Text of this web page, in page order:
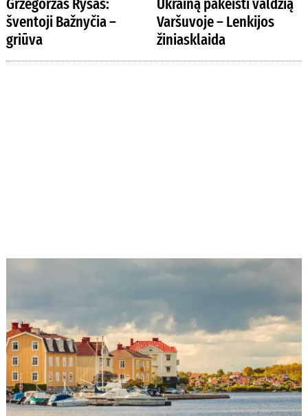
Grzegorzas Rysas:
šventoji Bažnyčia –
griūva
Ukrainą pakeisti valdžią
Varšuvoje – Lenkijos
žiniasklaida